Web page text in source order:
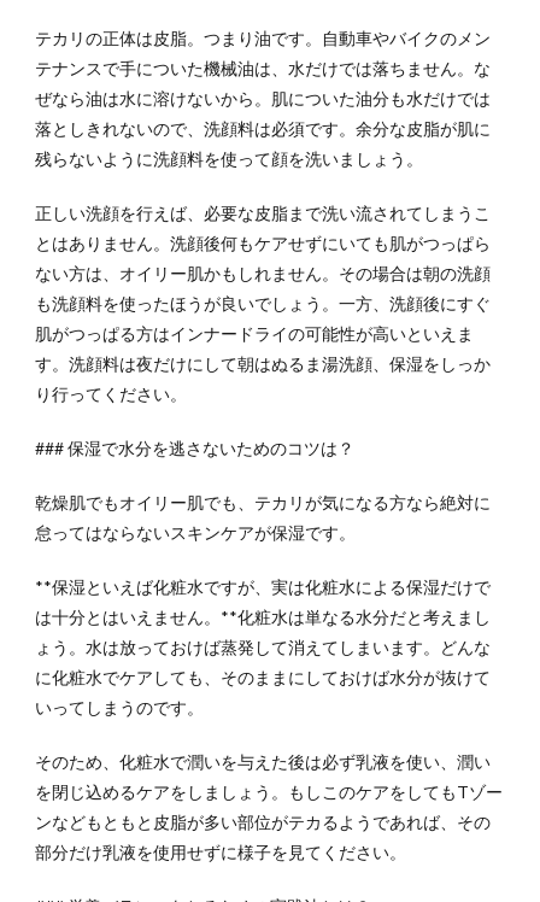
テカリの正体は皮脂。つまり油です。自動車やバイクのメン
テナンスで手についた機械油は、水だけでは落ちません。な
ぜなら油は水に溶けないから。肌についた油分も水だけでは
落としきれないので、洗顔料は必須です。余分な皮脂が肌に
残らないように洗顔料を使って顔を洗いましょう。
正しい洗顔を行えば、必要な皮脂まで洗い流されてしまうこ
とはありません。洗顔後何もケアせずにいても肌がつっぱら
ない方は、オイリー肌かもしれません。その場合は朝の洗顔
も洗顔料を使ったほうが良いでしょう。一方、洗顔後にすぐ
肌がつっぱる方はインナードライの可能性が高いといえま
す。洗顔料は夜だけにして朝はぬるま湯洗顔、保湿をしっか
り行ってください。
### 保湿で水分を逃さないためのコツは？
乾燥肌でもオイリー肌でも、テカリが気になる方なら絶対に
怠ってはならないスキンケアが保湿です。
**保湿といえば化粧水ですが、実は化粧水による保湿だけで
は十分とはいえません。**化粧水は単なる水分だと考えまし
ょう。水は放っておけば蒸発して消えてしまいます。どんな
に化粧水でケアしても、そのままにしておけば水分が抜けて
いってしまうのです。
そのため、化粧水で潤いを与えた後は必ず乳液を使い、潤い
を閉じ込めるケアをしましょう。もしこのケアをしてもTゾー
ンなどもともと皮脂が多い部位がテカるようであれば、その
部分だけ乳液を使用せずに様子を見てください。